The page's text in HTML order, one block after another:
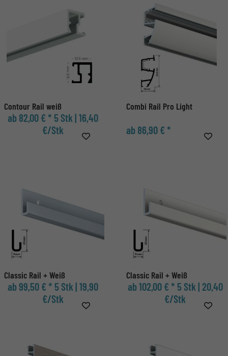
Contour Rail weiß
ab 82,00 € * 5 Stk | 16,40
€/Stk
Combi Rail Pro Light
ab 86,90 € *
Classic Rail + Weiß
ab 99,50 € * 5 Stk | 19,90
€/Stk
Classic Rail + Weiß
ab 102,00 € * 5 Stk | 20,40
€/Stk